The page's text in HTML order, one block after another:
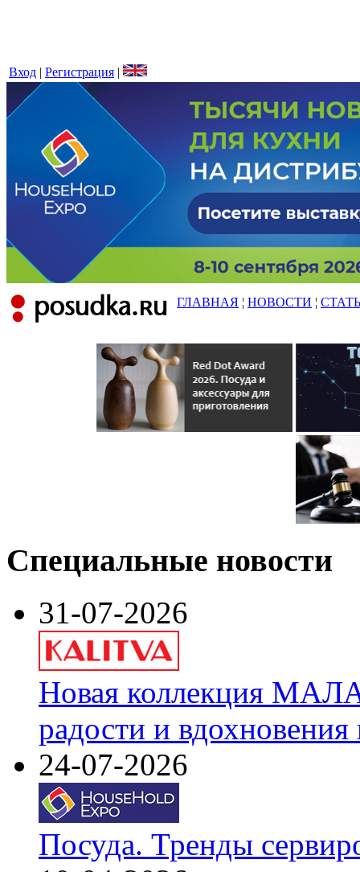
Вход | Регистрация |
ГЛАВНАЯ ¦ НОВОСТИ ¦
Специальные новости
31-07-2026
Новая коллекция
радости и
24-07-2026
Посуда. Тренды